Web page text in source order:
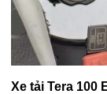
Xe tải Tera 100